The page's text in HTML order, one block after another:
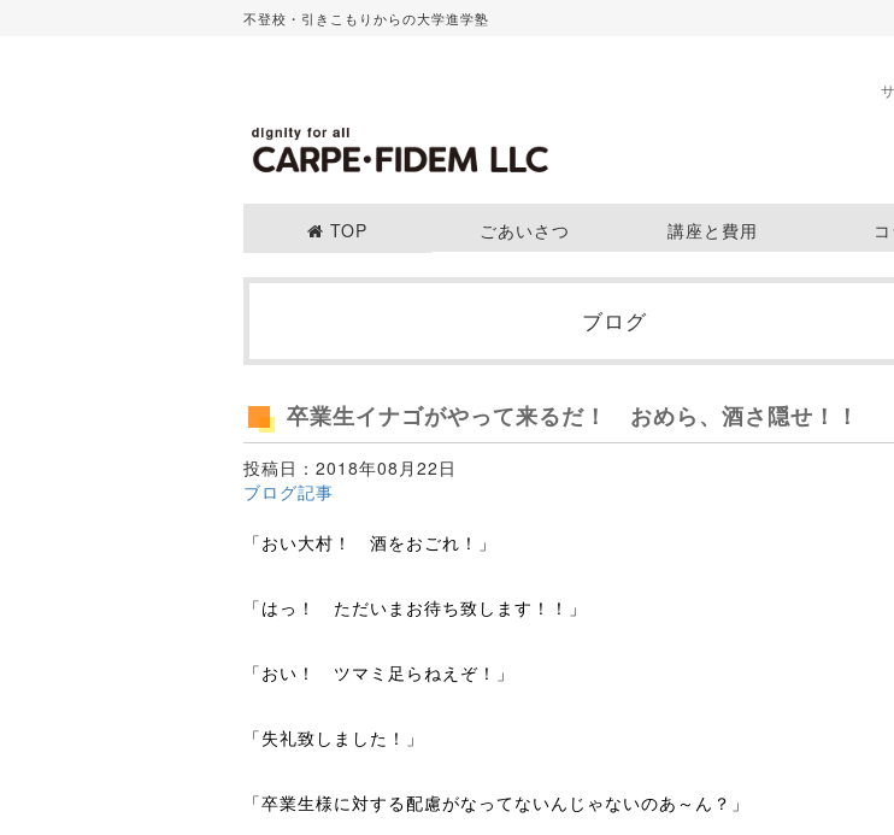
不登校・引きこもりからの大学進学塾
TOP ごあいさつ 講座と費用
ブログ
卒業生イナゴがやって来るだ！ おめら、酒さ隠せ！！
投稿日：2018年08月22日
ブログ記事
「おい大村！ 酒をおごれ！」
「はっ！ ただいまお待ち致します！！」
「おい！ ツマミ足らねえぞ！」
「失礼致しました！」
「卒業生様に対する配慮がなってないんじゃないのあ～ん？」